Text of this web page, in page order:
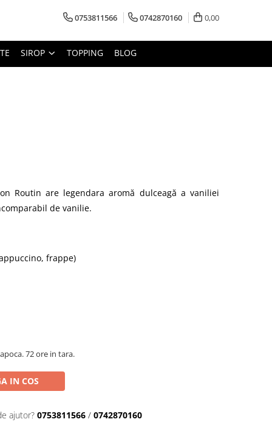
0753811566 0742870160 0,00
SIROP TOPPING BLOG
Routin are legendara aromă dulceagă a vaniliei
de vanilie.
frappe)
72 ore in tara.
IN COS
ajutor? 0753811566 / 0742870160